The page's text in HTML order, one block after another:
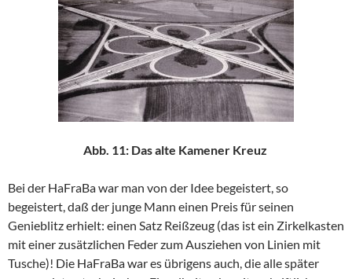
Abb. 11: Das alte Kamener Kreuz
Bei der HaFraBa war man von der Idee begeistert, so
begeistert, daß der junge Mann einen Preis für seinen
Genieblitz erhielt: einen Satz Reißzeug (das ist ein Zirkelkasten
mit einer zusätzlichen Feder zum Ausziehen von Linien mit
Tusche)! Die HaFraBa war es übrigens auch, die alle später